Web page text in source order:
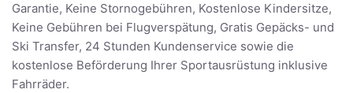
Garantie, Keine Stornogebühren, Kostenlose Kindersitze,
Keine Gebühren bei Flugverspätung, Gratis Gepäcks- und
Ski Transfer, 24 Stunden Kundenservice sowie die
kostenlose Beförderung Ihrer Sportausrüstung inklusive
Fahrräder.